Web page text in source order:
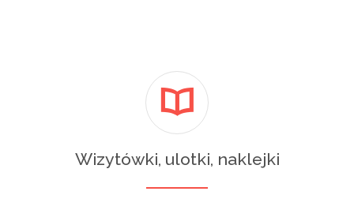
Wizytówki, ulotki, naklejki